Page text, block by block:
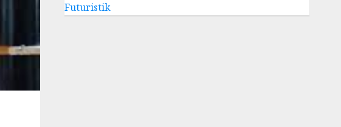
Futuristik